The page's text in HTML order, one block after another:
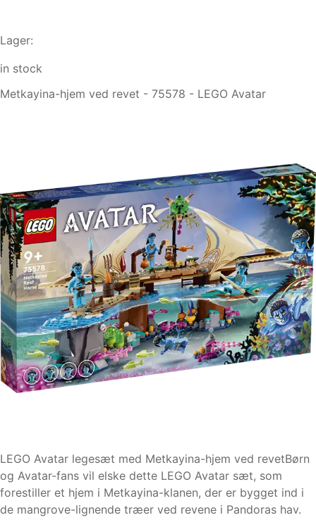
Lager:
in stock
Metkayina-hjem ved revet - 75578 - LEGO Avatar
LEGO Avatar legesæt med Metkayina-hjem ved revetBørn
og Avatar-fans vil elske dette LEGO Avatar sæt, som
forestiller et hjem i Metkayina-klanen, der er bygget ind i
de mangrove-lignende træer ved revene i Pandoras hav.